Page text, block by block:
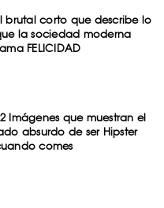
brutal corto que describe lo
la sociedad moderna
FELICIDAD
Imágenes que muestran el
absurdo de ser Hipster
comes